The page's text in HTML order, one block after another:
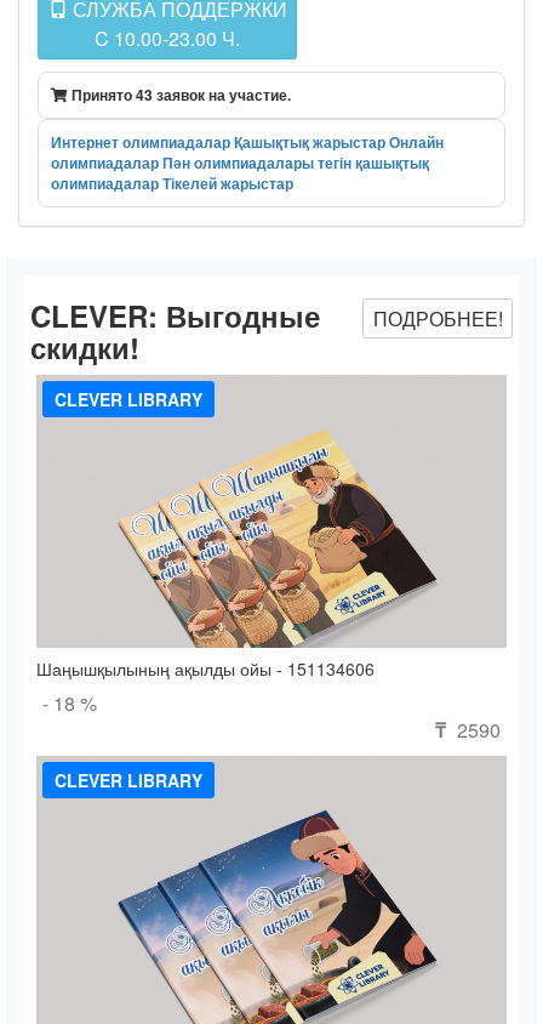
СЛУЖБА ПОДДЕРЖКИ
C 10.00-23.00 Ч.
Принято 43 заявок на участие.
Интернет олимпиадаларҚашықтық жарыстарОнлайн
олимпиадаларПән олимпиадаларытегін қашықтық
олимпиадаларТікелей жарыстар
CLEVER: Выгодные
скидки!
ПОДРОБНЕЕ!
CLEVER LIBRARY
Шаңышқылының ақылды ойы - 151134606
- 18 %
₸ 2590
CLEVER LIBRARY